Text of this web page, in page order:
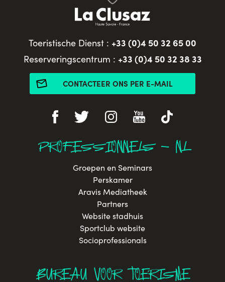
Toeristische Dienst : +33 (0)4 50 32 65 00
Reserveringscentrum : +33 (0)4 50 32 38 33
CONTACTEER ONS PER E-MAIL
PROFESSIONNELS - NL
Groepen en Seminars
Perskamer
Aravis Mediatheek
Partners
Website stadhuis
Sportclub website
Socioprofessionals
BUREAU VOOR TOERISME